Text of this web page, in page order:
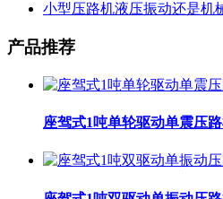
小型压路机液压振动还是机
产品推荐
座驾式1吨单轮驱动单震压